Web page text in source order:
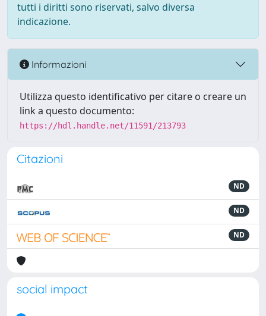
tutti i diritti sono riservati, salvo diversa
indicazione.
Informazioni
Utilizza questo identificativo per citare o creare un
link a questo documento:
https://hdl.handle.net/11591/213793
Citazioni
ND
ND
ND
social impact